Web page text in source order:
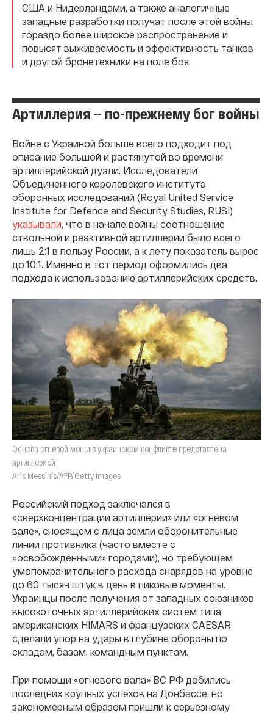
США и Нидерландами, а также аналогичные
западные разработки получат после этой войны
гораздо более широкое распространение и
повысят выживаемость и эффективность танков
и другой бронетехники на поле боя.
Артиллерия — по-прежнему бог войны
Войне с Украиной больше всего подходит под
описание большой и растянутой во времени
артиллерийской дуэли. Исследователи
Объединенного королевского института
оборонных исследований (Royal United Service
Institute for Defence and Security Studies, RUSI)
указывали, что в начале войны соотношение
ствольной и реактивной артиллерии было всего
лишь 2:1 в пользу России, а к лету показатель вырос
до 10:1. Именно в тот период оформились два
подхода к использованию артиллерийских средств.
Основа огневой мощи в украинском конфликте представлена
артиллерией
Aris Messinis/AFP/Getty Images
Российский подход заключался в
«сверхконцентрации артиллерии» или «огневом
вале», сносящем с лица земли оборонительные
линии противника (часто вместе с
«освобожденными» городами), но требующем
умопомрачительного расхода снарядов на уровне
до 60 тысяч штук в день в пиковые моменты.
Украинцы после получения от западных союзников
высокоточных артиллерийских систем типа
американских HIMARS и французских CAESAR
сделали упор на удары в глубине обороны по
складам, базам, командным пунктам.
При помощи «огневого вала» ВС РФ добились
последних крупных успехов на Донбассе, но
закономерным образом пришли к серьезному